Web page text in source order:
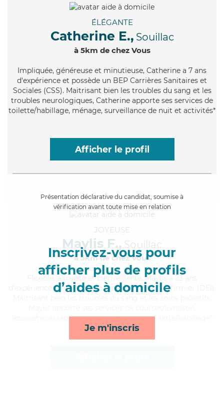
ÉLÉGANTE
Catherine E., Souillac
à 5km de chez Vous
Impliquée, généreuse et minutieuse, Catherine a 7 ans
d'expérience et possède un BEP Carrières Sanitaires et
Sociales (CSS). Maitrisant bien les troubles du sang et les
troubles neurologiques, Catherine apporte ses services de
toilette/habillage, ménage, surveillance de nuit et activités*
Afficher le profil
Présentation déclarative du candidat, soumise à
vérification avant toute mise en relation
Inscrivez-vous pour
afficher plus de profils
d’aides à domicile
Je m'inscris
JOYEUSE
Maylis F., Souillac
à 5km de chez Vous
, altruiste et bienveillante, Maylis a 23 ans
d'expérience et possède un diplôme d'Etat d'infirmier (DEI).
lessive/repassage, compagnie/loisirs et toilette/habillage*